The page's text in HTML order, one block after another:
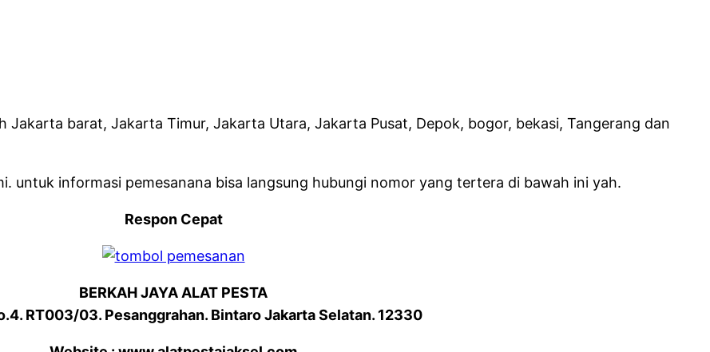
Jakarta barat, Jakarta Timur, Jakarta Utara, Jakarta Pusat, Depok, bogor, bekasi, Tangerang dan
untuk informasi pemesanana bisa langsung hubungi nomor yang tertera di bawah ini yah.
Respon Cepat
BERKAH JAYA ALAT PESTA
RT003/03. Pesanggrahan. Bintaro Jakarta Selatan. 12330